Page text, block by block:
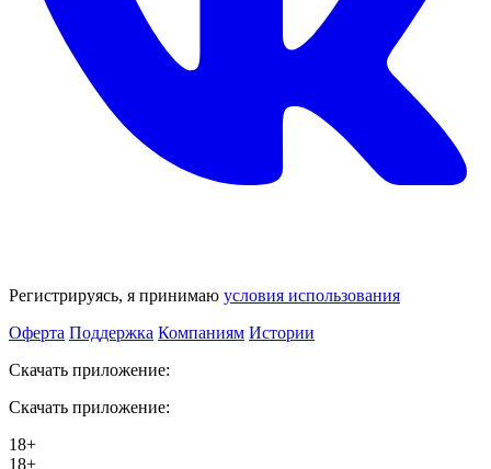
Регистрируясь, я принимаю условия использования
Оферта Поддержка Компаниям Истории
Скачать приложение:
Скачать приложение:
18+
18+